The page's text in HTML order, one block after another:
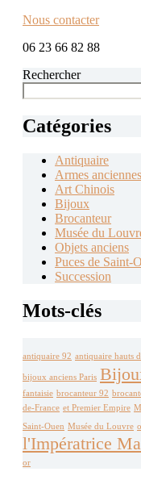
Nous contacter
06 23 66 82 88
Rechercher
Catégories
Antiquaire
Armes anciennes
Art Chinois
Bijoux
Brocanteur
Musée du
Objets anciens
Puces de Saint-
Succession
Mots-clés
antiquaire 92 antiquaire hauts
bijoux anciens Paris
fantaisie brocanteur 92
de-France et Premier Empire
Saint-Ouen Musée du Louvre
l'Impératrice
or